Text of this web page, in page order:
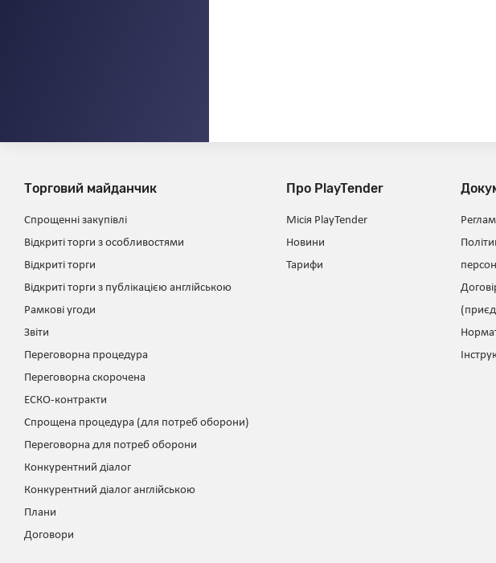
Про PlayTender
Місія PlayTender
Новини
Тарифи
Торговий майданчик
Спрощенні закупівлі
Відкриті торги з особливостями
Відкриті торги
Відкриті торги з публікацією англійською
Рамкові угоди
Звіти
Переговорна процедура
Переговорна скорочена
ЕСКО-контракти
Спрощена процедура (для потреб оборони)
Переговорна для потреб оборони
Конкурентний діалог
Конкурентний діалог англійською
Плани
Договори